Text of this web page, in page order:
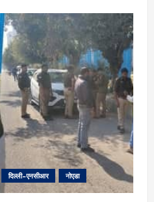
दिल्ली–एनसीआर नोएडा